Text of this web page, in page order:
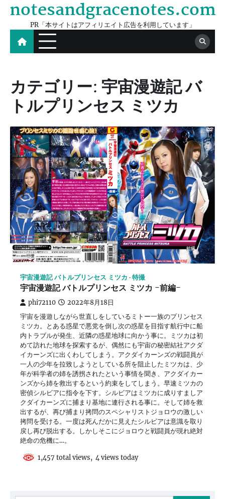
Skip
content
notesandgracenotes.com
PR「本サイトはアフィリエイト広告を利用しています」
カテゴリー: 宇宙漫遊記 バ
トルプリンセス ミツカ
宇宙漫遊記 バトルプリンセス ミツカ 特撮
宇宙漫遊記 バトルプリンセス ミツカ -前編-
phi72110 2022年8月18日
宇宙を漫遊しながら世直しをしているミトー一族のプリンセス
ミツカ。とある惑星で悪党を倒し次の惑星を目指す航行中に船
内トラブルが発生、近隣の惑星地球に向かう事に。ミツカは初
めて訪れた地球を探索するが、偶然にも宇宙の秘密結社アクダ
イカーンズに出くわしてしまう。アクダイカーンズの戦闘員が
一人の少年を拉致しようとしている所を阻止したミツカは、少
年が科学者の姉を誘拐されたという事情を聞き、アクダイカー
ンズから姉を救出するという約束をしてしまう。早速ミツカの
密偵シルビアに指令を下す。シルビアはミツカに成りすましア
クダイカーンズに捕まり基地に連行される事に。そして姉を救
出するが、再び捕まり拷問のスペシャリストジョロウの激しい
拷問を受ける。一度は死んだかに見えたシルビアは意識を取り
戻し再び脱出する。しかしそこにジョロウと戦闘員が現れ絶対
絶命の危機に…。
1,457 total views, 4 views today